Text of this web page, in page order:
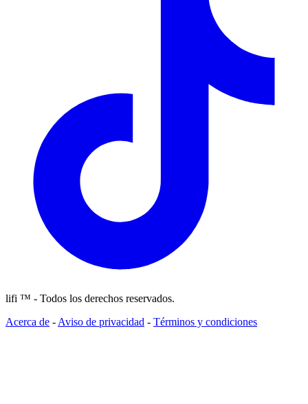
lifi ™ - Todos los derechos reservados.
Acerca de - Aviso de privacidad - Términos y condiciones